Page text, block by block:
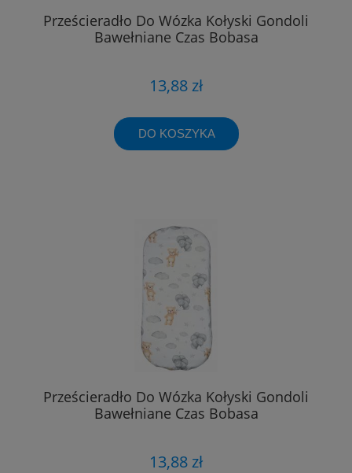
Prześcieradło Do Wózka Kołyski Gondoli
Bawełniane Czas Bobasa
13,88 zł
DO KOSZYKA
Prześcieradło Do Wózka Kołyski Gondoli
Bawełniane Czas Bobasa
13,88 zł